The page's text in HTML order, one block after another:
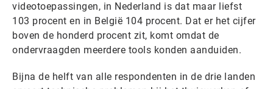
videotoepassingen, in Nederland is dat maar liefst
103 procent en in België 104 procent. Dat er het cijfer
boven de honderd procent zit, komt omdat de
ondervraagden meerdere tools konden aanduiden.
Bijna de helft van alle respondenten in de drie landen